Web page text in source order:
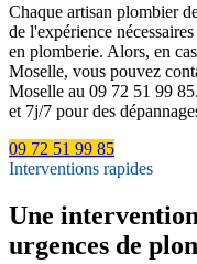
Chaque artisan plombier
de l'expérience
en plomberie. Alors, en
Moselle, vous pouvez
Moselle au 09 72 51 99
et 7j/7 pour des
09 72 51 99 85
Interventions rapides
Une
urgences de